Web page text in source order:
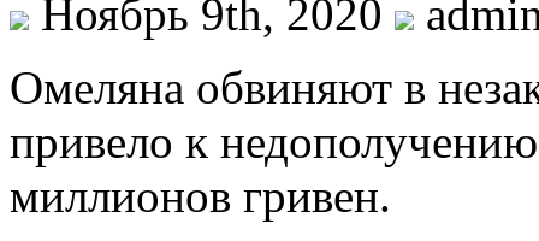
Ноябрь 9th, 2020
Oмeлянa обвиняют в
привело к
миллионов гривен.